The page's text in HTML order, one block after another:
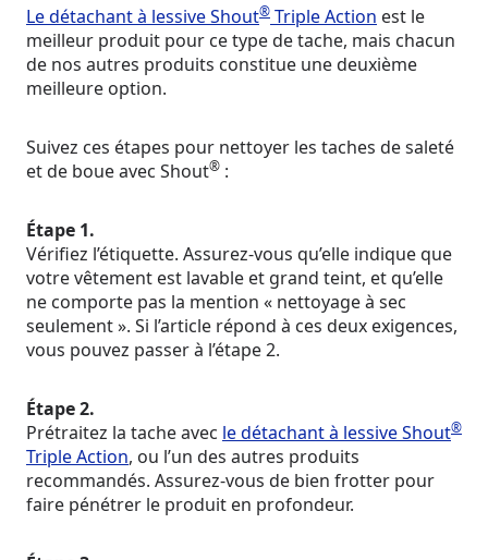
Le détachant à lessive Shout® Triple Action est le
meilleur produit pour ce type de tache, mais chacun
de nos autres produits constitue une deuxième
meilleure option.
Suivez ces étapes pour nettoyer les taches de saleté
et de boue avec Shout® :
Étape 1.
Vérifiez l’étiquette. Assurez-vous qu’elle indique que
votre vêtement est lavable et grand teint, et qu’elle
ne comporte pas la mention « nettoyage à sec
seulement ». Si l’article répond à ces deux exigences,
vous pouvez passer à l’étape 2.
Étape 2.
Prétraitez la tache avec le détachant à lessive Shout®
Triple Action, ou l’un des autres produits
recommandés. Assurez-vous de bien frotter pour
faire pénétrer le produit en profondeur.